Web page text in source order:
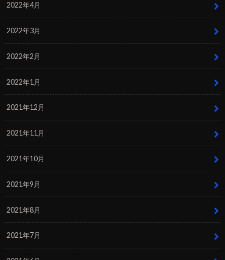
2022年4月
2022年3月
2022年2月
2022年1月
2021年12月
2021年11月
2021年10月
2021年9月
2021年8月
2021年7月